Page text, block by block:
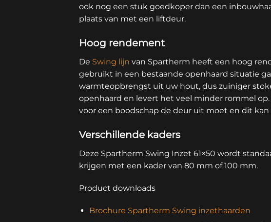
ook nog een stuk goedkoper dan een
plaats van met een liftdeur.
Hoog rendement
De Swing lijn van Spartherm heeft een hoog
gebruikt in een bestaande openhaard situatie
warmteopbrengst uit uw hout, dus zuiniger
openhaard en levert het veel minder rommel
voor een boodschap de deur uit moet en dit
Verschillende kaders
Deze Spartherm Swing Inzet 61×50 wordt
krijgen met een kader van 80 mm of 100 mm.
Product downloads
Brochure Spartherm Swing inzethaarden